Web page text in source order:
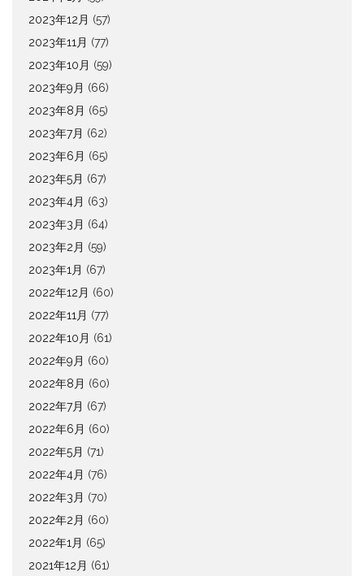
2023年12月 (57)
2023年11月 (77)
2023年10月 (59)
2023年9月 (66)
2023年8月 (65)
2023年7月 (62)
2023年6月 (65)
2023年5月 (67)
2023年4月 (63)
2023年3月 (64)
2023年2月 (59)
2023年1月 (67)
2022年12月 (60)
2022年11月 (77)
2022年10月 (61)
2022年9月 (60)
2022年8月 (60)
2022年7月 (67)
2022年6月 (60)
2022年5月 (71)
2022年4月 (76)
2022年3月 (70)
2022年2月 (60)
2022年1月 (65)
2021年12月 (61)